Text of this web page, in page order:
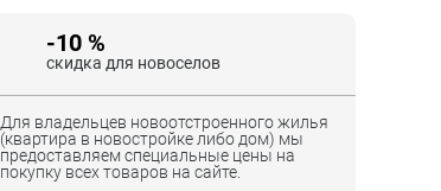
-10 %
скидка для новоселов
Для владельцев новоотстроенного жилья
(квартира в новостройке либо дом) мы
предоставляем специальные цены на
покупку всех товаров на сайте.